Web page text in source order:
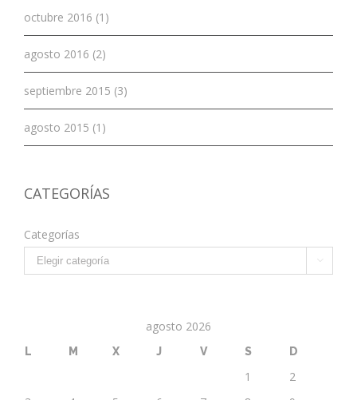
octubre 2016 (1)
agosto 2016 (2)
septiembre 2015 (3)
agosto 2015 (1)
CATEGORÍAS
Categorías

agosto 2026
L M X J V S D
1
2